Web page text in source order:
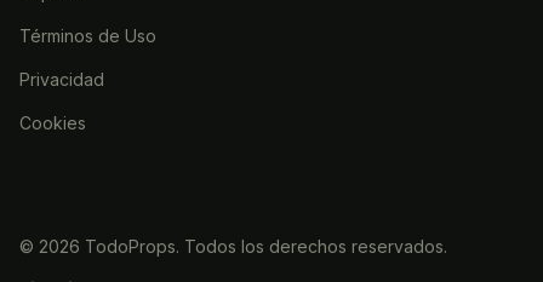
Términos de Uso
Privacidad
Cookies
© 2026 TodoProps. Todos los derechos reservados.